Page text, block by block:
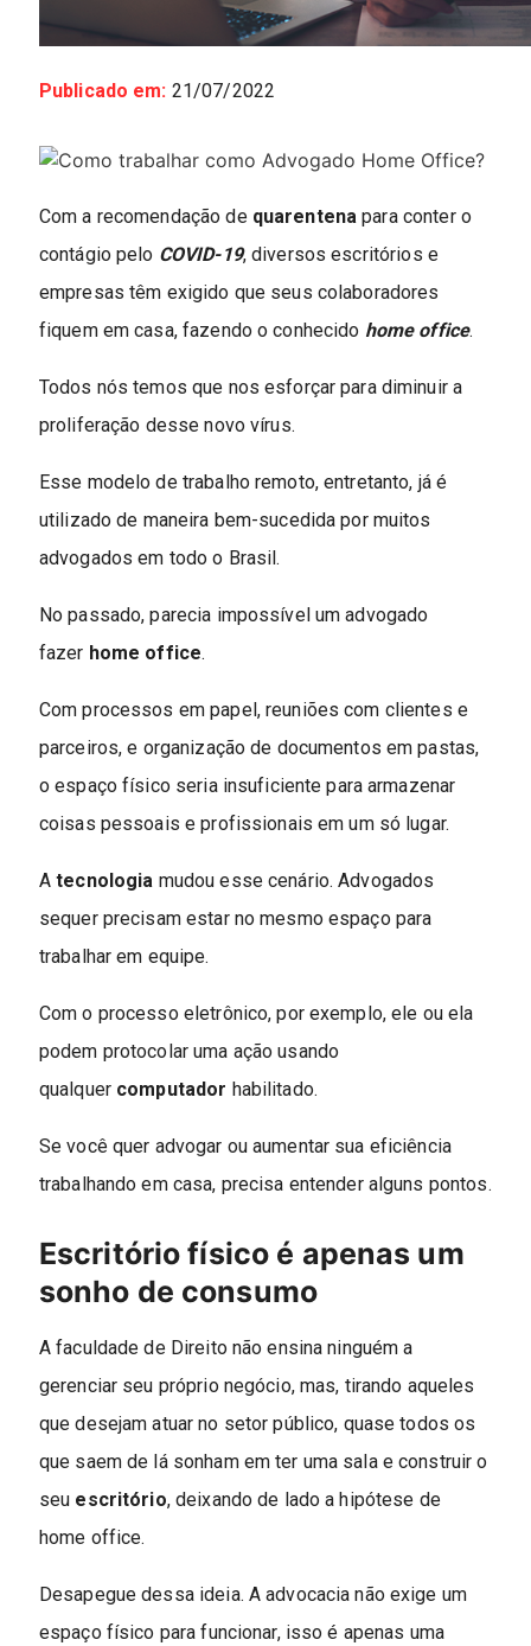
Publicado em: 21/07/2022
Com a recomendação de quarentena para conter o
contágio pelo COVID-19, diversos escritórios e
empresas têm exigido que seus colaboradores
fiquem em casa, fazendo o conhecido home office.
Todos nós temos que nos esforçar para diminuir a
proliferação desse novo vírus.
Esse modelo de trabalho remoto, entretanto, já é
utilizado de maneira bem-sucedida por muitos
advogados em todo o Brasil.
No passado, parecia impossível um advogado
fazer home office.
Com processos em papel, reuniões com clientes e
parceiros, e organização de documentos em pastas,
o espaço físico seria insuficiente para armazenar
coisas pessoais e profissionais em um só lugar.
Atecnologia mudou esse cenário. Advogados
sequer precisam estar no mesmo espaço para
trabalhar em equipe.
Com o processo eletrônico, por exemplo, ele ou ela
podem protocolar uma ação usando
qualquer computador habilitado.
Se você quer advogar ou aumentar sua eficiência
trabalhando em casa, precisa entender alguns pontos.
Escritório físico é apenas um
sonho de consumo
A faculdade de Direito não ensina ninguém a
gerenciar seu próprio negócio, mas, tirando aqueles
que desejam atuar no setor público, quase todos os
que saem de lá sonham em ter uma sala e construir o
seu escritório, deixando de lado a hipótese de
home office.
Desapegue dessa ideia. A advocacia não exige um
espaço físico para funcionar, isso é apenas uma